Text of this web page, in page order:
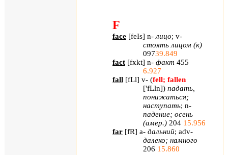
F
face [feIs] n- лицо; v-
стоять лицом (к)
09739.849
fact [fxkt] n- факт 455
6.927
fall [fLl] v- (fell; fallen
['fLln]) падать,
понижаться;
наступать; n-
падение; осень
(амер.) 204 15.956
far [fR] a- дальний; adv-
далеко; намного
206 15.860